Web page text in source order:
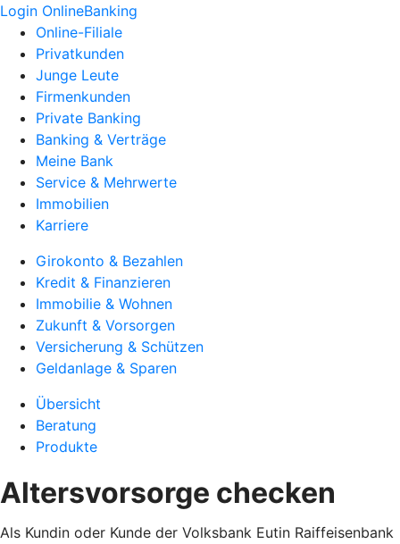
Login OnlineBanking
Online-Filiale
Privatkunden
Junge Leute
Firmenkunden
Private Banking
Banking & Verträge
Meine Bank
Service & Mehrwerte
Immobilien
Karriere
Girokonto & Bezahlen
Kredit & Finanzieren
Immobilie & Wohnen
Zukunft & Vorsorgen
Versicherung & Schützen
Geldanlage & Sparen
Übersicht
Beratung
Produkte
Altersvorsorge checken
Als Kundin oder Kunde der Volksbank Eutin Raiffeisenbank